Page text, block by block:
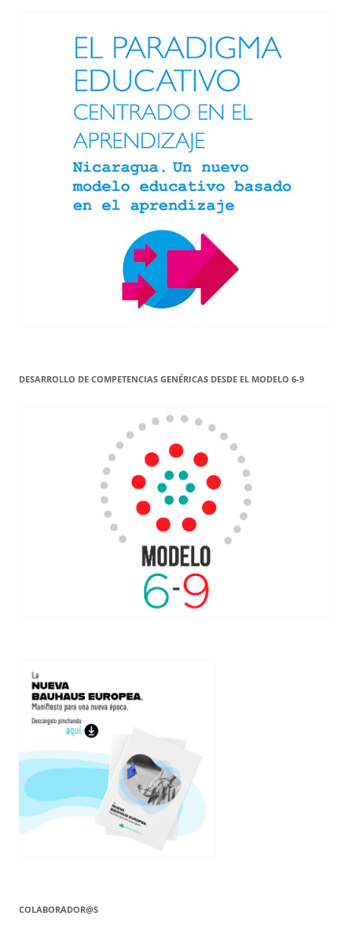
DESARROLLO DE COMPETENCIAS GENÉRICAS DESDE EL MODELO 6-9
COLABORADOR@S